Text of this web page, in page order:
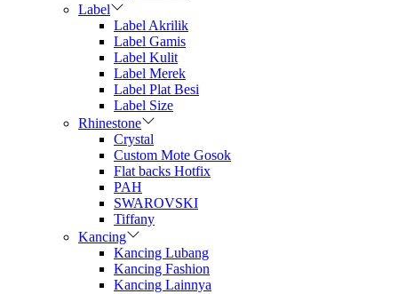
Label
Label Akrilik
Label Gamis
Label Kulit
Label Merek
Label Plat Besi
Label Size
Rhinestone
Crystal
Custom Mote Gosok
Flat backs Hotfix
PAH
SWAROVSKI
Tiffany
Kancing
Kancing Lubang
Kancing Fashion
Kancing Lainnya